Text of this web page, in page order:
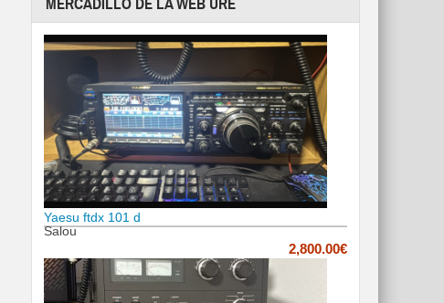
MERCADILLO DE LA WEB URE
Yaesu ftdx 101 d
Salou
2,800.00€